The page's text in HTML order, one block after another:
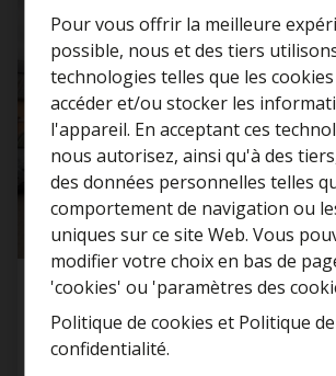
Pour vous offrir la meilleure
possible, nous et des tiers
technologies telles que les
accéder et/ou stocker les
l'appareil. En acceptant ces
nous autorisez, ainsi qu'à des
des données personnelles telles
comportement de navigation ou
uniques sur ce site Web. Vous
modifier votre choix en bas de
'cookies' ou 'paramètres des
Politique de cookies et Politique de
confidentialité.
Maison
1981 Hofstade
Curieux de connaître
valeur de votre
Estimation gratuite
Toujours être le